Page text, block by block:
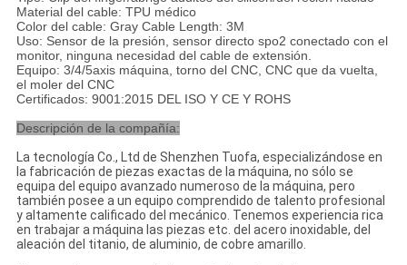
Material del cable: TPU médico
Color del cable: Gray Cable Length: 3M
Uso: Sensor de la presión, sensor directo spo2 conectado con el
monitor, ninguna necesidad del cable de extensión.
Equipo: 3/4/5axis máquina, torno del CNC, CNC que da vuelta,
el moler del CNC
Certificados: 9001:2015 DEL ISO Y CE Y ROHS
Descripción de la compañía:
La tecnología Co., Ltd de Shenzhen Tuofa, especializándose en
la fabricación de piezas exactas de la máquina, no sólo se
equipa del equipo avanzado numeroso de la máquina, pero
también posee a un equipo comprendido de talento profesional
y altamente calificado del mecánico. Tenemos experiencia rica
en trabajar a máquina las piezas etc. del acero inoxidable, del
aleación del titanio, de aluminio, de cobre amarillo.